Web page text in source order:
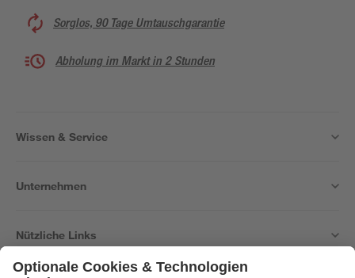
Sorglos, 90 Tage Umtauschgarantie
Abholung im Markt in 2 Stunden
Wissen & Service
Unternehmen
Nützliche Links